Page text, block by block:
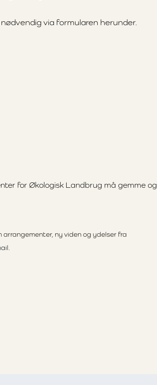
via formularen herunder.
for Økologisk Landbrug må gemme og
ny viden og ydelser fra